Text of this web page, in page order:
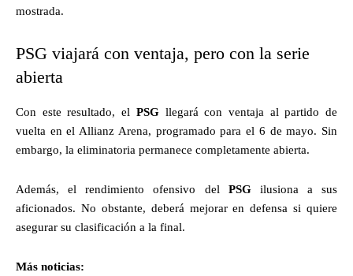
mostrada.
PSG viajará con ventaja, pero con la serie
abierta
Con este resultado, el PSGllegará con ventaja al partido de
vuelta en el Allianz Arena, programado para el 6 de mayo. Sin
embargo, la eliminatoria permanece completamente abierta.
Además, el rendimiento ofensivo del PSGilusiona a sus
aficionados. No obstante, deberá mejorar en defensa si quiere
asegurar su clasificación a la final.
Más noticias: